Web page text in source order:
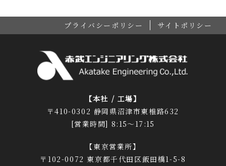
プライバシーポリシー サイトポリシー
【本社 / 工場】
〒410-0302 静岡県沼津市東椎路632
[営業時間] 8:15～17:15
【東京営業所】
〒102-0072 東京都千代田区飯田橋1-5-8